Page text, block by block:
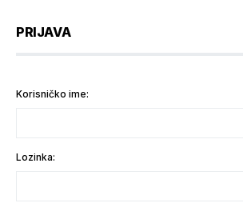
PRIJAVA
Korisničko ime:
Lozinka: